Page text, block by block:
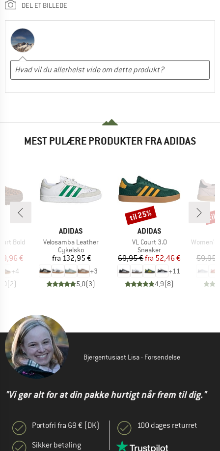
DEL ET BILLEDE
MEST PULÆRE PRODUKTER FRA ADIDAS
Bold
pris
€
+4
(2)
MÆRKE
ADIDAS
Artikel
Velosamba Leather
Produktgruppe
Cykelsko
Pris
fra 132,95 €
+3
5,0(3)
MÆRKE
ADIDAS
Artikel
VL Court 3.0
Produktgruppe
Sneaker
Pris
69,95 € Nedsat pris
fra 52,46 €
+11
4,9(8)
Rabat
til 25%
Artikel
Women's
59,95
til
Bjergentusiast Lisa - Forsendelse
"Vi gør alt for at din pakke hurtigt når frem til dig."
Portofri fra 69 € (DK)
Sikker betaling
100 dages returret